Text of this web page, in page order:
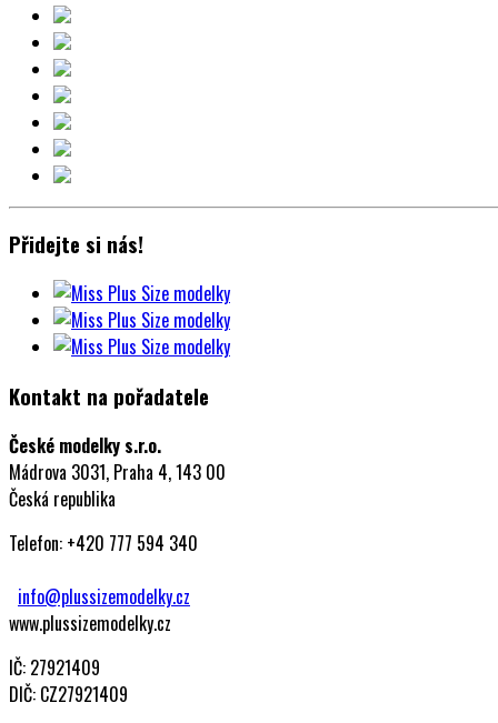
Přidejte si nás!
Kontakt na pořadatele
České modelky s.r.o.
Mádrova 3031, Praha 4, 143 00
Česká republika
Telefon: +420 777 594 340
info@plussizemodelky.cz
www.plussizemodelky.cz
IČ: 27921409
DIČ: CZ27921409